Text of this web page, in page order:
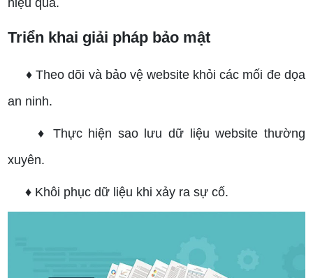
Triển khai giải pháp bảo mật
♦ Theo dõi và bảo vệ website khỏi các mối đe dọa
an ninh.
♦ Thực hiện sao lưu dữ liệu website thường
xuyên.
♦ Khôi phục dữ liệu khi xảy ra sự cố.